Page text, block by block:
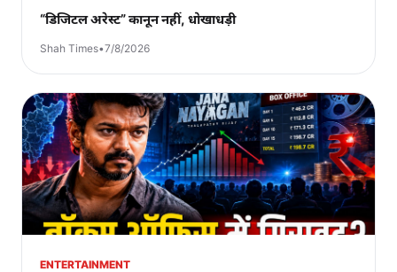
“डिजिटल अरेस्ट” कानून नहीं, धोखाधड़ी
Shah Times•7/8/2026
ENTERTAINMENT